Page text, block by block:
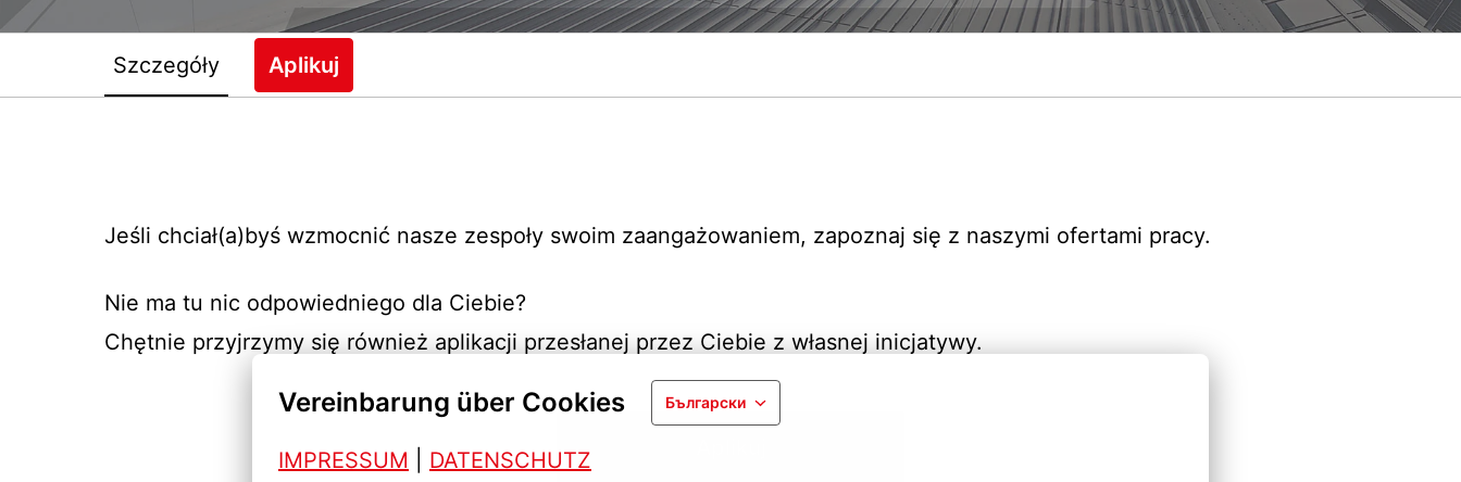
Vereinbarung über Cookies Български
IMPRESSUM DATENSCHUTZ
Szczegóły Aplikuj
Jeśli chciał(a)byś wzmocnić nasze zespoły swoim zaangażowaniem, zapoznaj się z naszymi ofertami pracy.
Nie ma tu nic odpowiedniego dla Ciebie?
Chętnie przyjrzymy się również aplikacji przesłanej przez Ciebie z własnej inicjatywy.